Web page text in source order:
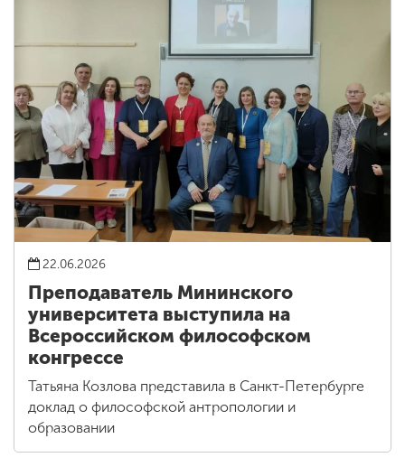
22.06.2026
Преподаватель Мининского
университета выступила на
Всероссийском философском
конгрессе
Татьяна Козлова представила в Санкт-Петербурге
доклад о философской антропологии и
образовании